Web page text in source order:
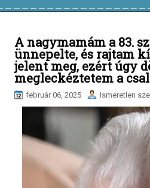
e
n
a
v
i
a
t
i
n
A nagymamám a 83.
ünnepelte, és rajtam
jelent meg, ezért úgy
megleckéztetem a
február 06, 2025 Ismeretlen